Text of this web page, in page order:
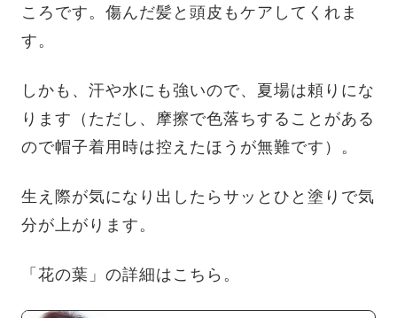
ころです。傷んだ髪と頭皮もケアしてくれま
す。
しかも、汗や水にも強いので、夏場は頼りにな
ります（ただし、摩擦で色落ちすることがある
ので帽子着用時は控えたほうが無難です）。
生え際が気になり出したらサッとひと塗りで気
分が上がります。
「花の葉」の詳細はこちら。